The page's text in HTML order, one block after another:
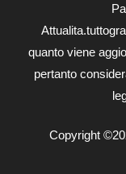
quanto viene
pertanto
Copyright